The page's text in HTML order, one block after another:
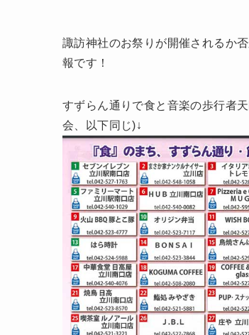
諏訪神社のお祭りが開催されるか
報です！
すずらん通りで食と音楽の歩行者天
会、以下同じ)↓